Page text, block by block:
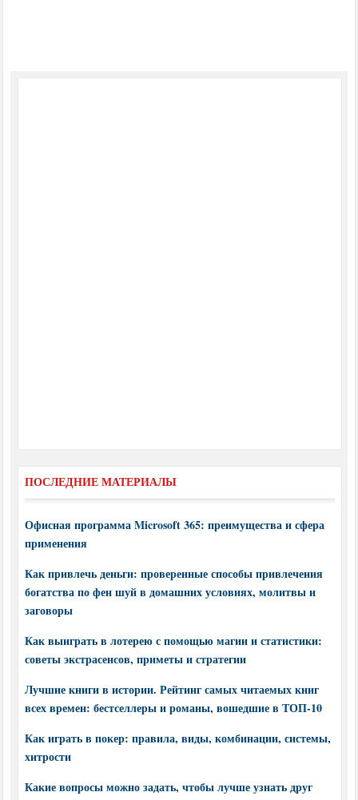
ПОСЛЕДНИЕ МАТЕРИАЛЫ
Офисная программа Microsoft 365: преимущества и сфера
применения
Как привлечь деньги: проверенные способы привлечения
богатства по фен шуй в домашних условиях, молитвы и
заговоры
Как выиграть в лотерею с помощью магии и статистики:
советы экстрасенсов, приметы и стратегии
Лучшие книги в истории. Рейтинг самых читаемых книг
всех времен: бестселлеры и романы, вошедшие в ТОП-10
Как играть в покер: правила, виды, комбинации, системы,
хитрости
Какие вопросы можно задать, чтобы лучше узнать друг